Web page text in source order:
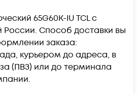
65G60K-IU TCL c
России. Способ доставки вы
заказа:
курьером до адреса, в
(ПВЗ) или до терминала